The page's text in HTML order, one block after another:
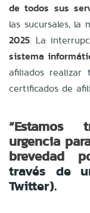
de todos sus
las sucursales, la
2025. La
sistema
afiliados realizar
certificados de
“Estamos
urgencia
brevedad
través de
Twitter).